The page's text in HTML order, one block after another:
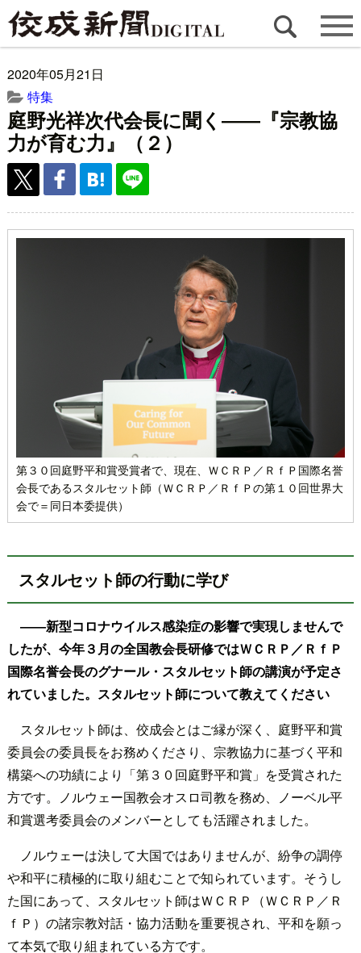
2020年05月21日
特集
庭野光祥次代会長に聞く――『宗教協
力が育む力』（２）
第３０回庭野平和賞受賞者で、現在、ＷＣＲＰ／ＲｆＰ国際名誉
会長であるスタルセット師（ＷＣＲＰ／ＲｆＰの第１０回世界大
会で＝同日本委提供）
スタルセット師の行動に学び
――新型コロナウイルス感染症の影響で実現しませんで
したが、今年３月の全国教会長研修ではＷＣＲＰ／ＲｆＰ
国際名誉会長のグナール・スタルセット師の講演が予定さ
れていました。スタルセット師について教えてください
スタルセット師は、佼成会とはご縁が深く、庭野平和賞
委員会の委員長をお務めくださり、宗教協力に基づく平和
構築への功績により「第３０回庭野平和賞」を受賞された
方です。ノルウェー国教会オスロ司教を務め、ノーベル平
和賞選考委員会のメンバーとしても活躍されました。
ノルウェーは決して大国ではありませんが、紛争の調停
や和平に積極的に取り組むことで知られています。そうし
た国にあって、スタルセット師はＷＣＲＰ（ＷＣＲＰ／Ｒ
ｆＰ）の諸宗教対話・協力活動を重要視され、平和を願っ
て本気で取り組まれている方です。